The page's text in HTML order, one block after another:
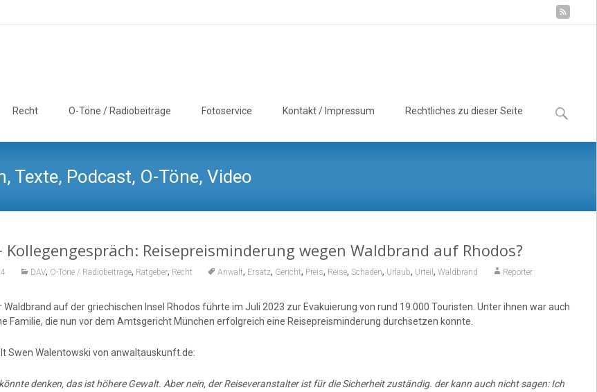
Recht O-Töne / Radiobeiträge Fotoservice Kontakt / Impressum Rechtliches zu dieser Seite
Suchen
nach:
Texte, Podcast, O-Töne, Video
Kollegengespräch: Reisepreisminderung wegen Waldbrand auf Rhodos?
DAV, O-Töne / Radiobeiträge, Ratgeber, Recht Anwalt, Ersatz, Gericht, Preis, Reise, Schaden, Urlaub, Urteil , Waldbrand Reporter
Waldbrand auf der griechischen Insel Rhodos führte im Juli 2023 zur Evakuierung von rund 19.000 Touristen. Unter ihnen war auch
Familie, die nun vor dem Amtsgericht München erfolgreich eine Reisepreisminderung durchsetzen konnte.
Swen Walentowski von anwaltauskunft.de:
denken, das ist höhere Gewalt. Aber nein, der Reiseveranstalter ist für die Sicherheit zuständig. der kann auch nicht sagen: Ich